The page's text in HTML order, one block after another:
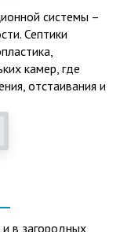
системы –
Септики
камер, где
отстаивания и
коррозии.
любом регионе
Полностью
безопасности
в загородных